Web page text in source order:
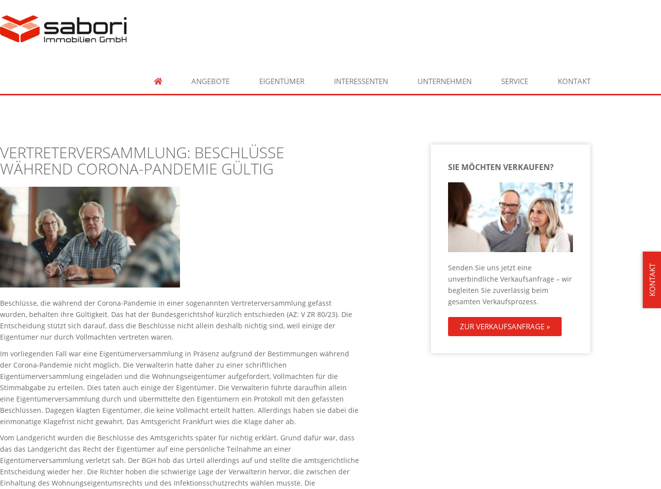
KONTAKT
ANGEBOTE EIGENTÜMER INTERESSENTEN UNTERNEHMEN SERVICE KONTAKT
VERTRETERVERSAMMLUNG: BESCHLÜSSE
WÄHREND CORONA-PANDEMIE GÜLTIG
Beschlüsse, die während der Corona-Pandemie in einer sogenannten Vertreterversammlung gefasst
wurden, behalten ihre Gültigkeit. Das hat der Bundesgerichtshof kürzlich entschieden (AZ: V ZR 80/23). Die
Entscheidung stützt sich darauf, dass die Beschlüsse nicht allein deshalb nichtig sind, weil einige der
Eigentümer nur durch Vollmachten vertreten waren.
Im vorliegenden Fall war eine Eigentümerversammlung in Präsenz aufgrund der Bestimmungen während
der Corona-Pandemie nicht möglich. Die Verwalterin hatte daher zu einer schriftlichen
Eigentümerversammlung eingeladen und die Wohnungseigentümer aufgefordert, Vollmachten für die
Stimmabgabe zu erteilen. Dies taten auch einige der Eigentümer. Die Verwalterin führte daraufhin allein
eine Eigentümerversammlung durch und übermittelte den Eigentümern ein Protokoll mit den gefassten
Beschlüssen. Dagegen klagten Eigentümer, die keine Vollmacht erteilt hatten. Allerdings haben sie dabei die
einmonatige Klagefrist nicht gewahrt. Das Amtsgericht Frankfurt wies die Klage daher ab.
Vom Landgericht wurden die Beschlüsse des Amtsgerichts später für nichtig erklärt. Grund dafür war, dass
das das Landgericht das Recht der Eigentümer auf eine persönliche Teilnahme an einer
Eigentümerversammlung verletzt sah. Der BGH hob das Urteil allerdings auf und stellte die amtsgerichtliche
Entscheidung wieder her. Die Richter hoben die schwierige Lage der Verwalterin hervor, die zwischen der
Einhaltung des Wohnungseigentumsrechts und des Infektionsschutzrechts wählen musste. Die
SIE MÖCHTEN VERKAUFEN?
Senden Sie uns jetzt eine
unverbindliche Verkaufsanfrage – wir
begleiten Sie zuverlässig beim
gesamten Verkaufsprozess.
ZUR VERKAUFSANFRAGE »